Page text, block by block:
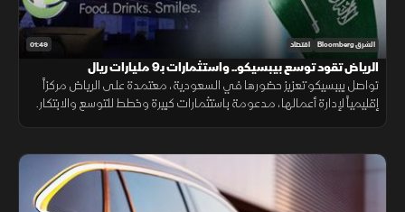
01:49 الشرق Bloomberg اقتصاد
الرياض تقود توسع بيبسيكو.. واستثمارات بـ9 مليارات ريال
تواصل بيبسيكو تعزيز حضورها في السعودية، معتمدة على الرياض مركزاً
إقليمياً لإدارة أعمالها، مدعومة باستثمارات كبيرة وخطط للتوسع والابتكار.